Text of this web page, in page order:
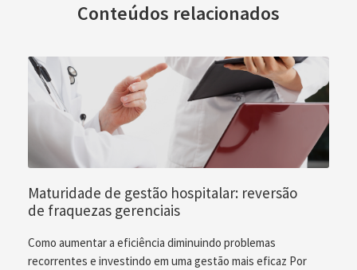
Conteúdos relacionados
Maturidade de gestão hospitalar: reversão
de fraquezas gerenciais
Como aumentar a eficiência diminuindo problemas
recorrentes e investindo em uma gestão mais eficaz Por